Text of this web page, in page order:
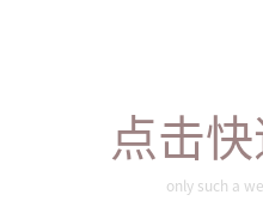
点击
only such a